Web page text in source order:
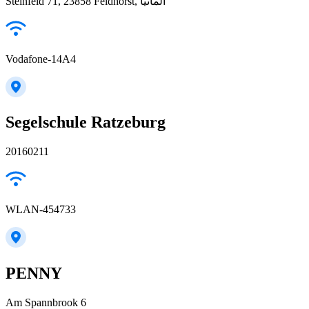
Vodafone-14A4
Segelschule Ratzeburg
20160211
WLAN-454733
PENNY
Am Spannbrook 6